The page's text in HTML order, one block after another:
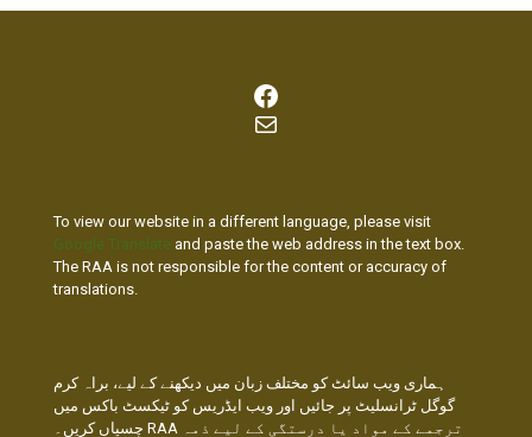
Facebook
Mail
To view our website in a different language, please visit
Google Translate and paste the web address in the text box.
The RAA is not responsible for the content or accuracy of
translations.
ہماری ویب سائٹ کو مختلف زبان میں دیکھنے کے لیے، براہ کرم
گوگل ٹرانسلیٹ پر جائیں اور ویب ایڈریس کو ٹیکسٹ باکس میں
چسپاں کریں۔ RAA ترجمے کے مواد یا درستگی کے لیے ذمہ